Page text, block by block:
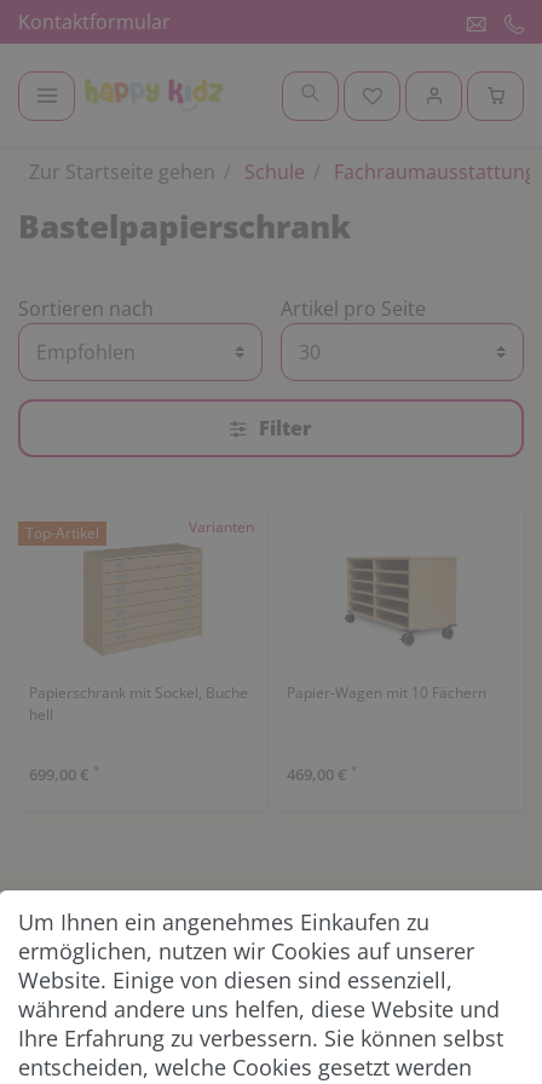
Kontaktformular
Zur Startseite gehen Schule Fachraumausstattung
Bastelpapierschrank
Sortieren nach Artikel pro Seite
Filter
Varianten
Top-Artikel
Papierschrank mit Sockel, Buche
hell
699,00 € *
Papier-Wagen mit 10 Fächern
469,00 € *
KUNDENSERVICE
UNTERNEHMEN & SERVICE
INFORMATION
Um Ihnen ein angenehmes Einkaufen zu
ermöglichen, nutzen wir Cookies auf unserer
Website. Einige von diesen sind essenziell,
während andere uns helfen, diese Website und
Ihre Erfahrung zu verbessern. Sie können selbst
entscheiden, welche Cookies gesetzt werden